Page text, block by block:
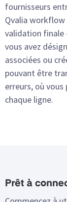
fournisseurs
Qvalia workflow
validation finale
vous avez
associées ou
pouvant être
erreurs, où
chaque ligne.
Prêt à